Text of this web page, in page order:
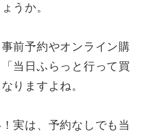
うか。
前予約やオンライン購
当日ふらっと行って買
りますよね。
実は、予約なしでも当